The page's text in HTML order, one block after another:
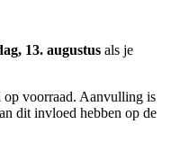
13. augustus als je
voorraad. Aanvulling is
dit invloed hebben op de